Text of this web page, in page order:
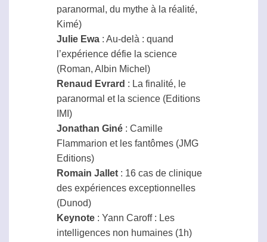
paranormal , du mythe à la réalité,
Kimé)
Julie Ewa : Au-delà : quand
l’expérience défie la science
(Roman, Albin Michel)
Renaud Evrard : La finalité, le
paranormal et la science (Editions
IMI)
Jonathan Giné : Camille
Flammarion et les fantômes (JMG
Editions)
Romain Jallet : 16 cas de clinique
des expériences exceptionnelles
(Dunod)
Keynote : Yann Caroff : Les
intelligences non humaines (1h)